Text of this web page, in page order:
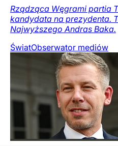
Rządząca Węgrami partia
kandydata na prezydenta.
Najwyższego Andras Baka.
ŚwiatObserwator mediów